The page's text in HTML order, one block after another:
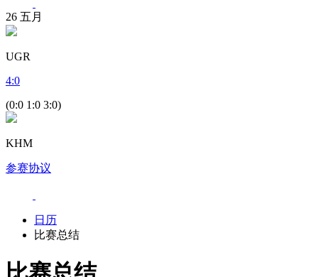
26 五月
UGR
4:0
(0:0 1:0 3:0)
KHM
参赛协议
日历
比赛总结